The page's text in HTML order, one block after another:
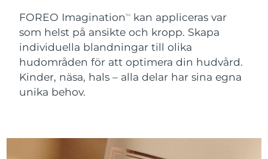
FOREO ImaginationTM
kan appliceras var
som helst på ansikte och kropp. Skapa
individuella blandningar till olika
hudområden för att optimera din hudvård.
Kinder, näsa, hals – alla delar har sina egna
unika behov.
Slovenien
Förväntad leverans
Sydafrika Förväntad leverans
Sydkorea Förväntad leverans11/08/2026